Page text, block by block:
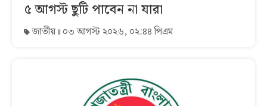
৫ আগস্ট ছুটি পাবেন না যারা
জাতীয় ০৩ আগস্ট ২০২৬, ০২:৪৪ পিএম